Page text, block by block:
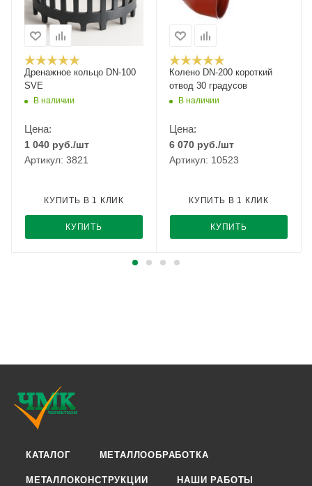
Дренажное кольцо DN-100
SVE
В наличии
Цена:
1 040 руб./шт
Артикул: 3821
КУПИТЬ
КУПИТЬ В 1 КЛИК
Колено DN-200 короткий
отвод 30 градусов
В наличии
Цена:
6 070 руб./шт
Артикул: 10523
КУПИТЬ
КУПИТЬ В 1 КЛИК
КАТАЛОГ МЕТАЛЛООБРАБОТКА
МЕТАЛЛОКОНСТРУКЦИИ НАШИ РАБОТЫ